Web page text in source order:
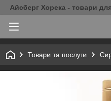
Айсберг Хорека - товари
Товари та послуги